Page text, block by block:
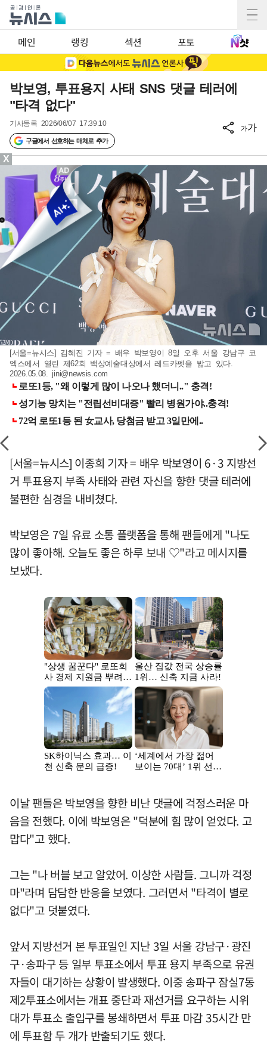
메인 랭킹 섹션 포토
박보영, 투표용지 사태 SNS 댓글 테러에
"타격 없다"
기사등록 2026/06/07 17:39:10
구글에서 선호하는 매체로 추가
가가
[서울=뉴시스] 김혜진 기자 = 배우 박보영이 8일 오후 서울 강남구 코
엑스에서 열린 제62회 백상예술대상에서 레드카펫을 밟고 있다.
2026.05.08. jini@newsis.com
[서울=뉴시스] 이종희 기자 = 배우 박보영이 6·3 지방선
거 투표용지 부족 사태와 관련 자신을 향한 댓글 테러에
불편한 심경을 내비쳤다.
박보영은 7일 유료 소통 플랫폼을 통해 팬들에게 "나도
많이 좋아해. 오늘도 좋은 하루 보내 ♡"라고 메시지를
보냈다.
이날 팬들은 박보영을 향한 비난 댓글에 걱정스러운 마
음을 전했다. 이에 박보영은 "덕분에 힘 많이 얻었다. 고
맙다"고 했다.
그는 "나 버블 보고 알았어. 이상한 사람들. 그니까 걱정
마"라며 담담한 반응을 보였다. 그러면서 "타격이 별로
없다"고 덧붙였다.
앞서 지방선거 본 투표일인 지난 3일 서울 강남구·광진
구·송파구 등 일부 투표소에서 투표 용지 부족으로 유권
자들이 대기하는 상황이 발생했다. 이중 송파구 잠실7동
제2투표소에서는 개표 중단과 재선거를 요구하는 시위
대가 투표소 출입구를 봉쇄하면서 투표 마감 35시간 만
에 투표함 두 개가 반출되기도 했다.
X